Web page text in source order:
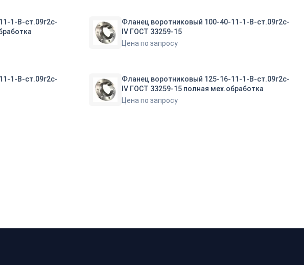
1-B-ст.09г2с-
Фланец воротниковый 100-40-11-1-B-ст.09г2с-
IV ГОСТ 33259-15
Цена по запросу
1-B-ст.09г2с-
Фланец воротниковый 125-16-11-1-B-ст.09г2с-
IV ГОСТ 33259-15 полная мех.обработка
Цена по запросу